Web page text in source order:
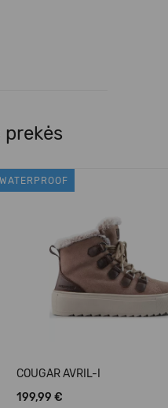
prekės
WATERPROOF
COUGAR AVRIL-I
199,99 €